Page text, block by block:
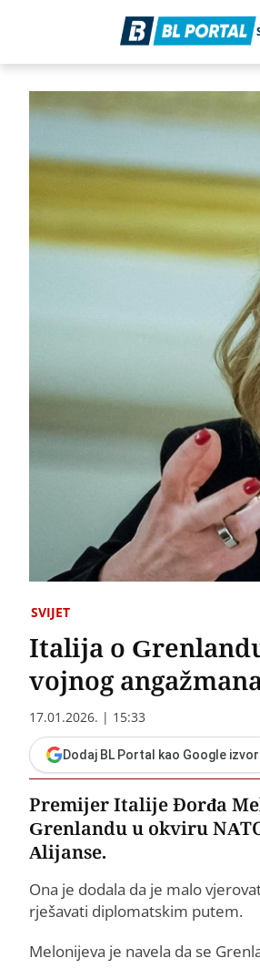
SVIJET
Italija o
vojnog
17.01.2026. | 15:33
Dodaj BL Portal kao Google izvor
Premijer Italije Đorđa
Grenlandu u okviru
Alijanse.
Ona je dodala da je malo
rješavati diplomatskim putem.
Melonijeva je navela da se